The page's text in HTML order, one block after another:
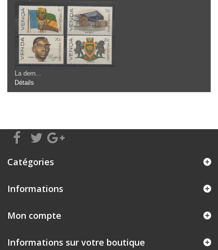
La dern...
Détails
Catégories
Informations
Mon compte
Informations sur votre boutique